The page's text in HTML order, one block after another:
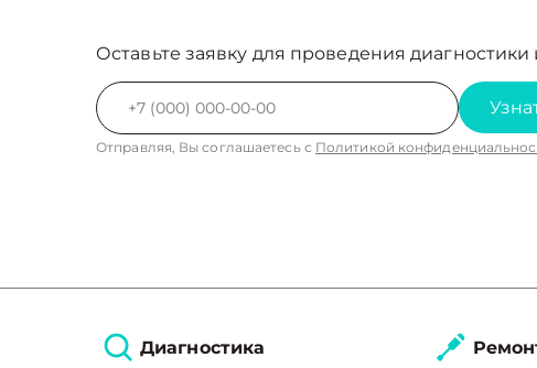
Оставьте заявку для проведения диагностики
Отправляя, Вы соглашаетесь с Политикой
Диагностика